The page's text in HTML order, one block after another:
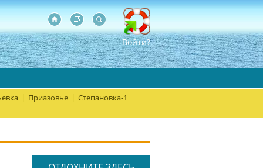
Войти?
Приазовье Степановка-1